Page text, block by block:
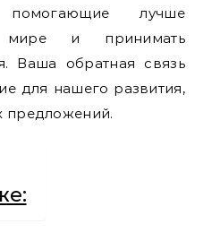
лучше
мире и принимать
Ваша обратная связь
для нашего развития,
предложений.